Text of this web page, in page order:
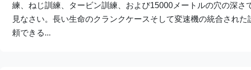
練、ねじ訓練、タービン訓練、および15000メートルの穴の深
見なさい。長い生命のクランクケースそして変速機の統合され
頼できる...